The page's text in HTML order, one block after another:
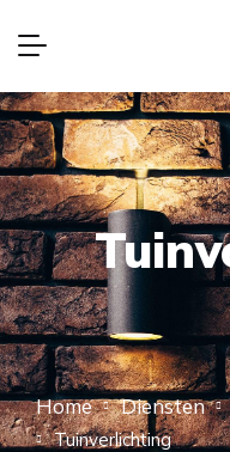
Home Diensten
Tuinverlichting